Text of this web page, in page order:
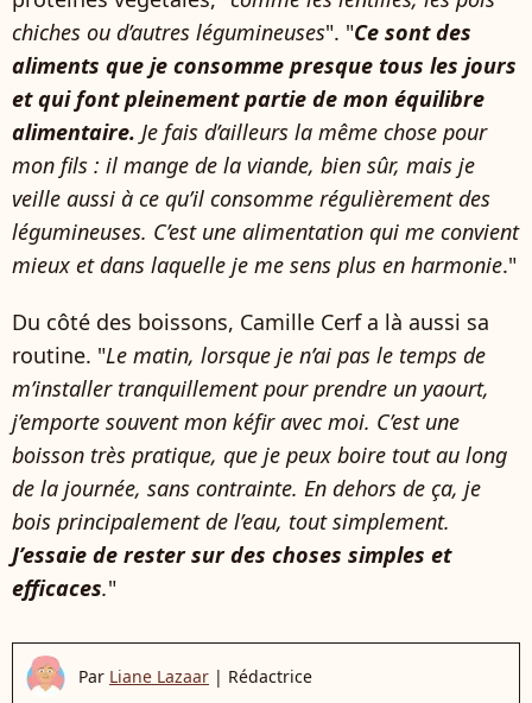
chiches ou d’autres légumineuses". "Ce sont des
aliments que je consomme presque tous les jours
et qui font pleinement partie de mon équilibre
alimentaire. Je fais d’ailleurs la même chose pour
mon fils : il mange de la viande, bien sûr, mais je
veille aussi à ce qu’il consomme régulièrement des
légumineuses. C’est une alimentation qui me convient
mieux et dans laquelle je me sens plus en harmonie."
Du côté des boissons, Camille Cerf a là aussi sa
routine. "Le matin, lorsque je n’ai pas le temps de
m’installer tranquillement pour prendre un yaourt,
j’emporte souvent mon kéfir avec moi. C’est une
boisson très pratique, que je peux boire tout au long
de la journée, sans contrainte. En dehors de ça, je
bois principalement de l’eau, tout simplement.
J’essaie de rester sur des choses simples et
efficaces."
Par Liane Lazaar | Rédactrice